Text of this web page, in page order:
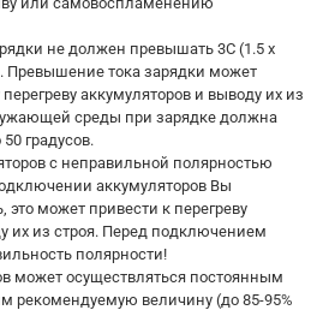
не должен превышать 3С (1.5 х
Превышение тока зарядки может
аккумуляторов и выводу их из
среды при зарядке должна
градусов.
с неправильной полярностью
аккумуляторов Вы
это может привести к перегреву
их из строя. Перед подключением
полярности!
может осуществляться постоянным
величину (до 85-95%